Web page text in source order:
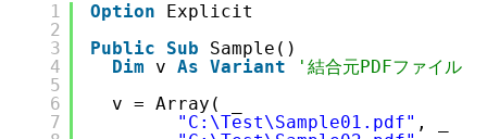
1
2
3
4
5
6
7
Option
Explicit
Public
Sub
Sample()
Dim
v As Variant
'結合元PDFファイル
v = Array( _
"C:\Test\Sample01.pdf" , _